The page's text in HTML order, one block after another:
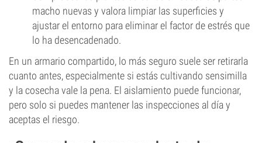
macho nuevas y valora limpiar las superficies y
ajustar el entorno para eliminar el factor de estrés que
lo ha desencadenado.
En un armario compartido, lo más seguro suele ser retirarla
cuanto antes, especialmente si estás cultivando sensimilla
y la cosecha vale la pena. El aislamiento puede funcionar,
pero solo si puedes mantener las inspecciones al día y
aceptas el riesgo.